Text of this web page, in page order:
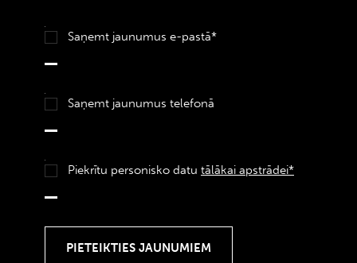
Saņemt jaunumus e-pastā*
Saņemt jaunumus telefonā
Piekrītu personisko datu tālākai apstrādei*